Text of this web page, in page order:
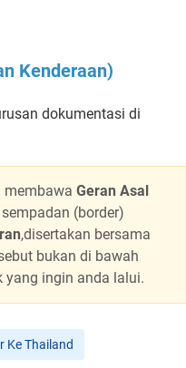
Kenderaan)
dokumentasi di
membawa Geran Asal
(border)
,disertakan bersama
bukan di bawah
yang ingin anda lalui.
Ke Thailand